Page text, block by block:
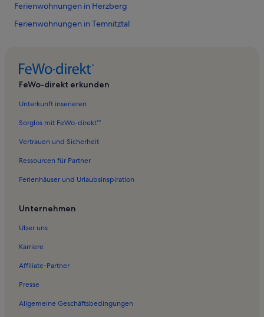
Ferienwohnungen in Herzberg
Ferienwohnungen in Temnitztal
Ferienwohnungen in Lindow
Ferienwohnungen in Fehrbellin
Ferienwohnungen in Schönberg
Ferienwohnungen in Ruppiner Land
Ferienwohnungen in Temnitzquell
Ferienunterkünfte nahe Wustrau-Radensleben Station
FeWo-direkt erkunden
Unterkunft inserieren
Sorglos mit FeWo-direkt™
Vertrauen und Sicherheit
Ressourcen für Partner
Ferienhäuser und Urlaubsinspiration
Unternehmen
Über uns
Karriere
Affiliate-Partner
Presse
Allgemeine Geschäftsbedingungen